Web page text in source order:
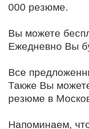
000 резюме.
Вы можете
Ежедневно Вы
Все
Также Вы
резюме в
Напоминаем,